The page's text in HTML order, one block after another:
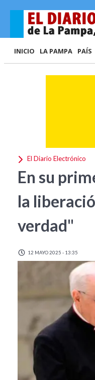
INICIO LA PAMPA PAÍS
El Diario Electrónico
En su
la
verdad"
12 MAYO 2025 - 13:35